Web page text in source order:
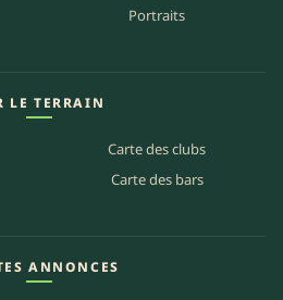
Portraits
LE TERRAIN
Carte des clubs
Carte des bars
ANNONCES